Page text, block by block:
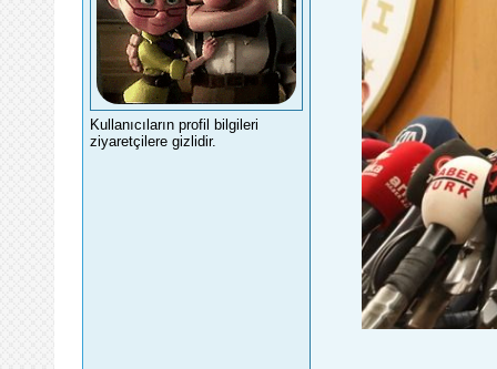
Kullanıcıların profil bilgileri
ziyaretçilere gizlidir.